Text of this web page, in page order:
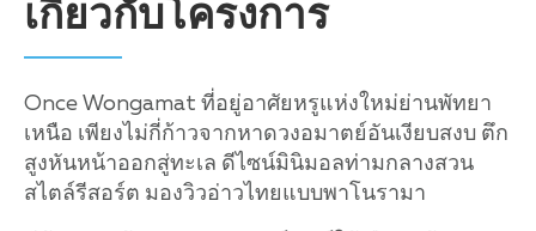
เกี่ยวกับโครงการ
Once Wongamat ที่อยู่อาศัยหรูแห่งใหม่ย่านพัทยา
เหนือ เพียงไม่กี่ก้าวจากหาดวงอมาตย์อันเงียบสงบ ตึก
สูงหันหน้าออกสู่ทะเล ดีไซน์มินิมอลท่ามกลางสวน
สไตล์รีสอร์ต มองวิวอ่าวไทยแบบพาโนรามา